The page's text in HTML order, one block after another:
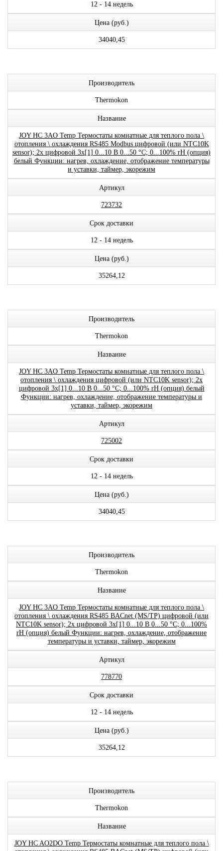
12 - 14 недель
Цена (руб.)
34040,45
Производитель
Thermokon
Название
JOY HC 3AO Temp Термостаты комнатные для теплого пола \
отопления \ охлаждения RS485 Modbus цифровой (или NTC10K
sensor); 2x цифровой 3x[1] 0...10 В 0...50 °C; 0...100% rH (опция)
белый Функции: нагрев, охлаждение, отображение температуры
и уставки, таймер, экорежим
Артикул
723732
Срок доставки
12 - 14 недель
Цена (руб.)
35264,12
Производитель
Thermokon
Название
JOY HC 3AO Temp Термостаты комнатные для теплого пола \
отопления \ охлаждения цифровой (или NTC10K sensor); 2x
цифровой 3x[1] 0...10 В 0...50 °C; 0...100% rH (опция) белый
Функции: нагрев, охлаждение, отображение температуры и
уставки, таймер, экорежим
Артикул
725002
Срок доставки
12 - 14 недель
Цена (руб.)
34040,45
Производитель
Thermokon
Название
JOY HC 3AO Temp Термостаты комнатные для теплого пола \
отопления \ охлаждения RS485 BACnet (MS/TP) цифровой (или
NTC10K sensor); 2x цифровой 3x[1] 0...10 В 0...50 °C; 0...100%
rH (опция) белый Функции: нагрев, охлаждение, отображение
температуры и уставки, таймер, экорежим
Артикул
778770
Срок доставки
12 - 14 недель
Цена (руб.)
35264,12
Производитель
Thermokon
Название
JOY HC AO2DO Temp Термостаты комнатные для теплого пола \